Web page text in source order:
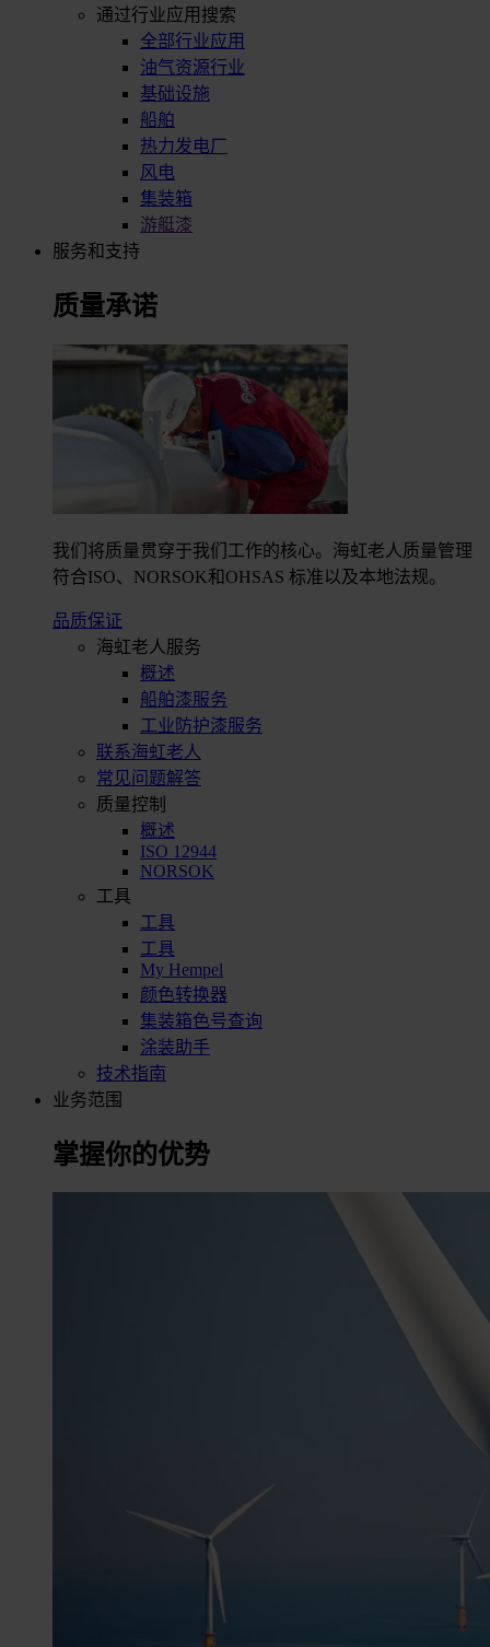
通过行业应用搜索
全部行业应用
油气资源行业
基础设施
船舶
热力发电厂
风电
集装箱
游艇漆
服务和支持
质量承诺
我们将质量贯穿于我们工作的核心。海虹老人质量管理
符合ISO、NORSOK和OHSAS 标准以及本地法规。
品质保证
海虹老人服务
概述
船舶漆服务
工业防护漆服务
联系海虹老人
常见问题解答
质量控制
概述
ISO 12944
NORSOK
工具
工具
工具
My Hempel
颜色转换器
集装箱色号查询
涂装助手
技术指南
业务范围
掌握你的优势